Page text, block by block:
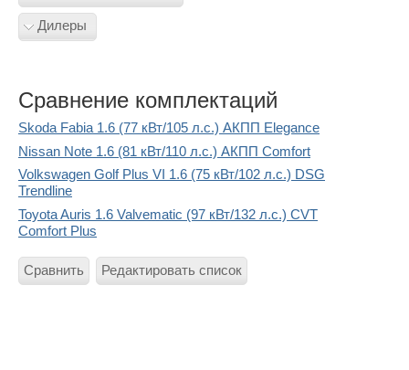
Дилеры
Сравнение комплектаций
Skoda Fabia 1.6 (77 кВт/105 л.с.) АКПП Elegance
Nissan Note 1.6 (81 кВт/110 л.с.) АКПП Comfort
Volkswagen Golf Plus VI 1.6 (75 кВт/102 л.с.) DSG
Trendline
Toyota Auris 1.6 Valvematic (97 кВт/132 л.с.) CVT
Comfort Plus
Сравнить Редактировать список